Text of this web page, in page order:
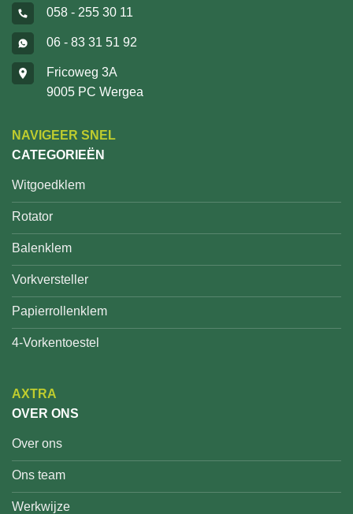
058 - 255 30 11
06 - 83 31 51 92
Fricoweg 3A
9005 PC Wergea
NAVIGEER SNEL
CATEGORIEËN
Witgoedklem
Rotator
Balenklem
Vorkversteller
Papierrollenklem
4-Vorkentoestel
AXTRA
OVER ONS
Over ons
Ons team
Werkwijze